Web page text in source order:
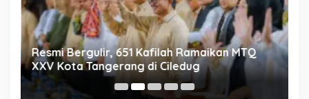
Resmi Bergulir, 651 Kafilah Ramaikan MTQ
XXV Kota Tangerang di Ciledug